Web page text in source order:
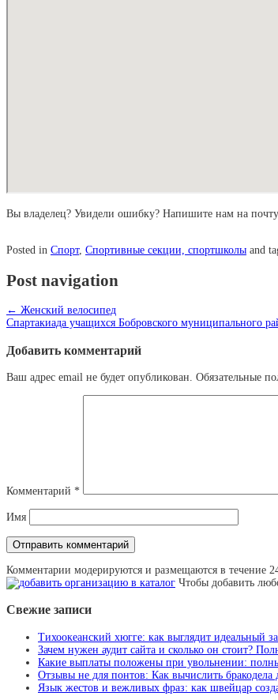
Вы владелец? Увидели ошибку? Напишите нам на
Posted in Спорт, Спортивные секции, спортшколы and
Post navigation
← Женский велосипед
Спартакиада учащихся Бобровского муниципального
Добавить комментарий
Ваш адрес email не будет опубликован. Обязательные
Комментарий *
Имя
Комментарии модерируются и размещаются в течение
Чтобы добавить
Свежие записи
Тихоокеанский хюгге: как выглядит идеальный
Зачем нужен аудит сайта и сколько он стоит?
Какие выплаты положены при увольнении:
Отзывы не для понтов: Как вычислить
Язык жестов и вежливых фраз: как швейцар